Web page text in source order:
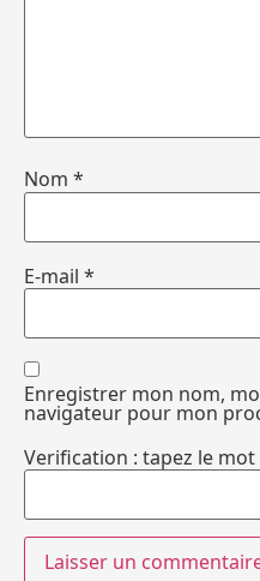
Nom *
E-mail *
Enregistrer mon nom,
navigateur pour mon
Verification : tapez le mot